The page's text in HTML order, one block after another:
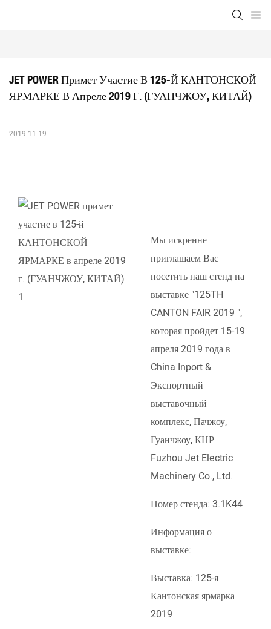
JET POWER Примет Участие В 125-Й КАНТОНСКОЙ
ЯРМАРКЕ В Апреле 2019 Г. (ГУАНЧЖОУ, КИТАЙ)
2019-11-19
Мы искренне
приглашаем Вас
посетить наш стенд на
выставке "125TH
CANTON FAIR 2019 ",
которая пройдет 15-19
апреля 2019 года в
China Inport &
Экспортный
выставочный
комплекс, Пачжоу,
Гуанчжоу, КНР
Fuzhou Jet Electric
Machinery Co., Ltd.
Номер стенда: 3.1K44
Информация о
выставке:
Выставка: 125-я
Кантонская ярмарка
2019